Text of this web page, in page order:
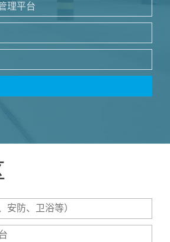
理平台
安防、卫浴等）